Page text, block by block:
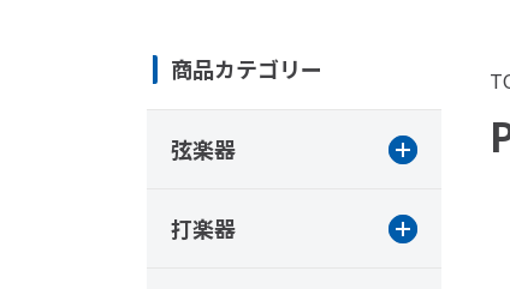
商品カテゴリー
弦楽器
打楽器